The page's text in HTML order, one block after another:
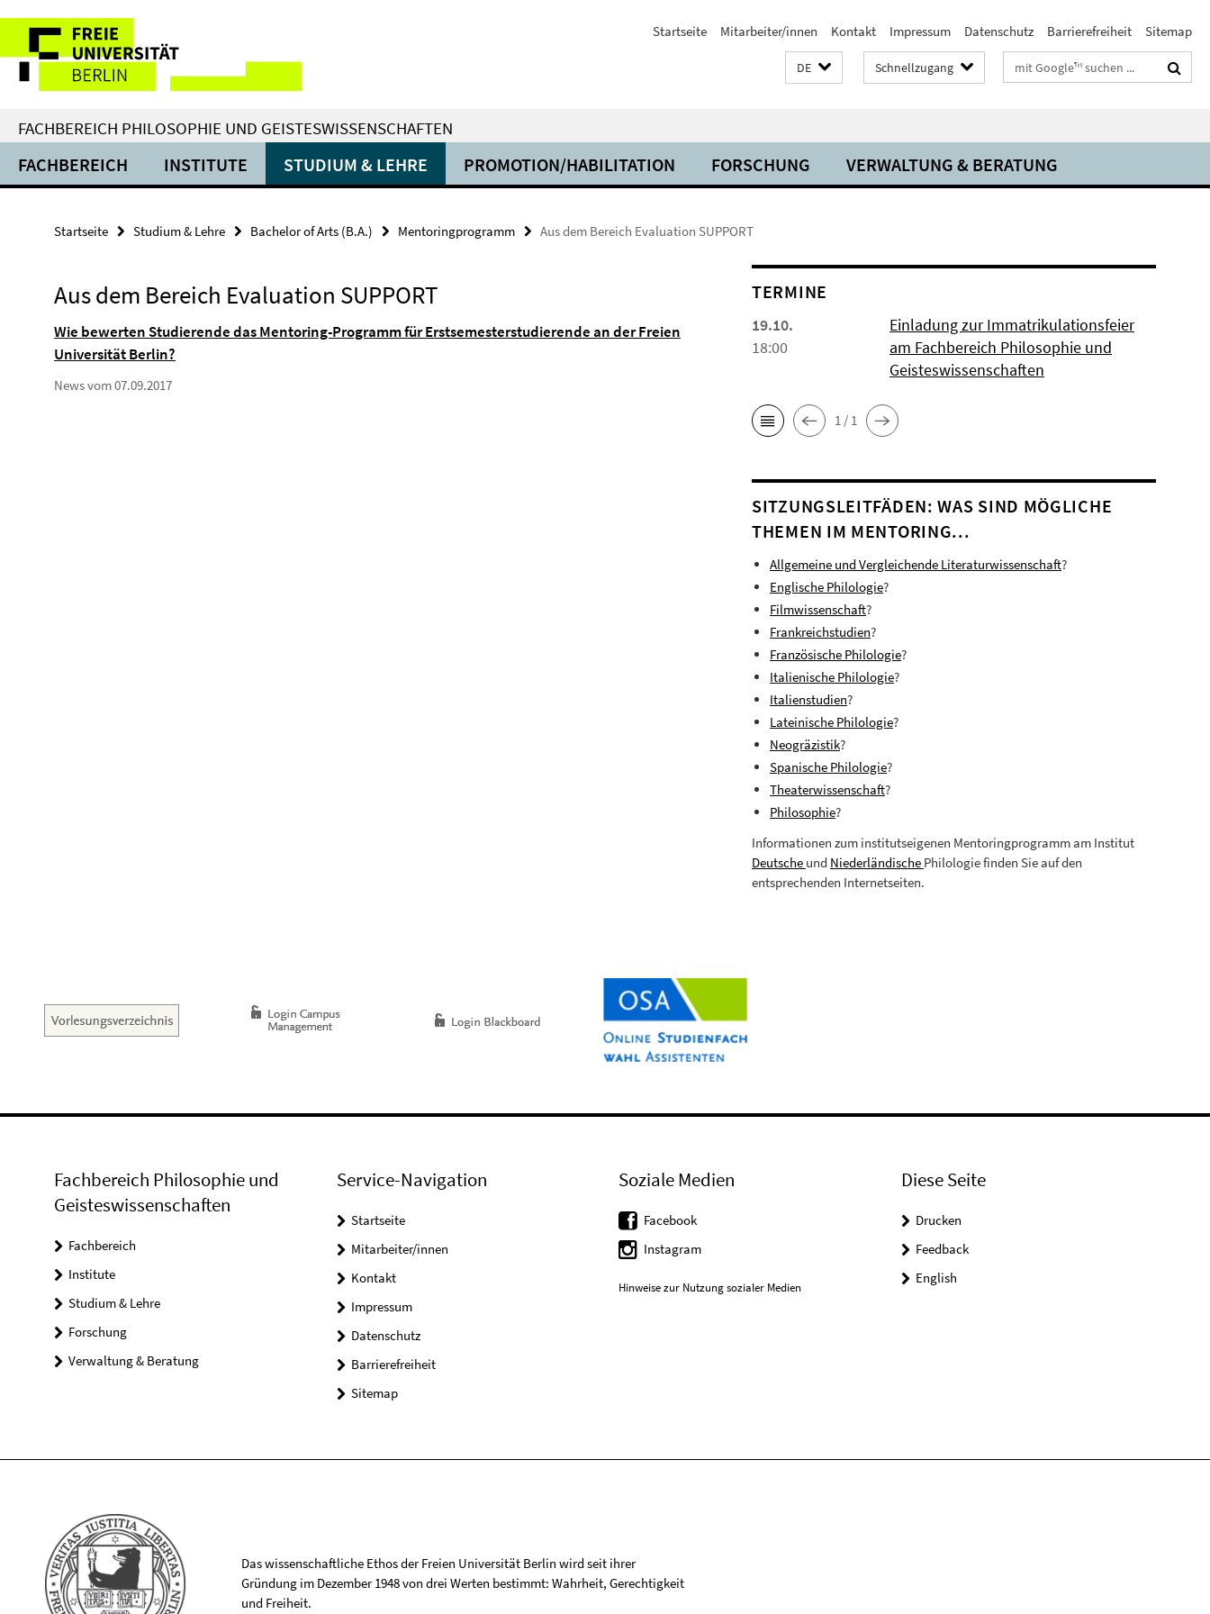
direkt
zu
Inhalt
Service-
Navigation
Startseite Mitarbeiter/innen Kontakt Impressum Datenschutz Barrierefreiheit Sitemap
DE Schnellzugang Suchbegriffe
FACHBEREICH PHILOSOPHIE UND GEISTESWISSENSCHAFTEN
FACHBEREICH INSTITUTE STUDIUM & LEHRE PROMOTION/HABILITATION FORSCHUNG VERWALTUNG & BERATUNG
Startseite Studium & Lehre Bachelor of Arts (B.A.) Mentoringprogramm Aus dem Bereich Evaluation SUPPORT
Aus dem Bereich Evaluation SUPPORT
Wie bewerten Studierende das Mentoring-Programm für Erstsemesterstudierende an der Freien
Universität Berlin?
News vom 07.09.2017
TERMINE
19.10.
18:00
Einladung zur Immatrikulationsfeier
am Fachbereich Philosophie und
Geisteswissenschaften
1 / 1
SITZUNGSLEITFÄDEN: WAS SIND MÖGLICHE
THEMEN IM MENTORING...
Allgemeine und Vergleichende Literaturwissenschaft?
Englische Philologie?
Filmwissenschaft?
Frankreichstudien?
Französische Philologie?
Italienische Philologie?
Italienstudien?
Lateinische Philologie?
Neogräzistik?
Spanische Philologie?
Theaterwissenschaft?
Philosophie?
Informationen zum institutseigenen Mentoringprogramm am Institut
Deutsche und Niederländische Philologie finden Sie auf den
entsprechenden Internetseiten.
Fachbereich Philosophie und
Geisteswissenschaften
Fachbereich
Institute
Studium & Lehre
Forschung
Verwaltung & Beratung
Service-Navigation
Startseite
Mitarbeiter/innen
Kontakt
Impressum
Datenschutz
Barrierefreiheit
Sitemap
Soziale Medien
Facebook
Instagram
Hinweise zur Nutzung sozialer Medien
Diese Seite
Drucken
Feedback
English
Das wissenschaftliche Ethos der Freien Universität Berlin wird seit ihrer
Gründung im Dezember 1948 von drei Werten bestimmt: Wahrheit, Gerechtigkeit
und Freiheit.